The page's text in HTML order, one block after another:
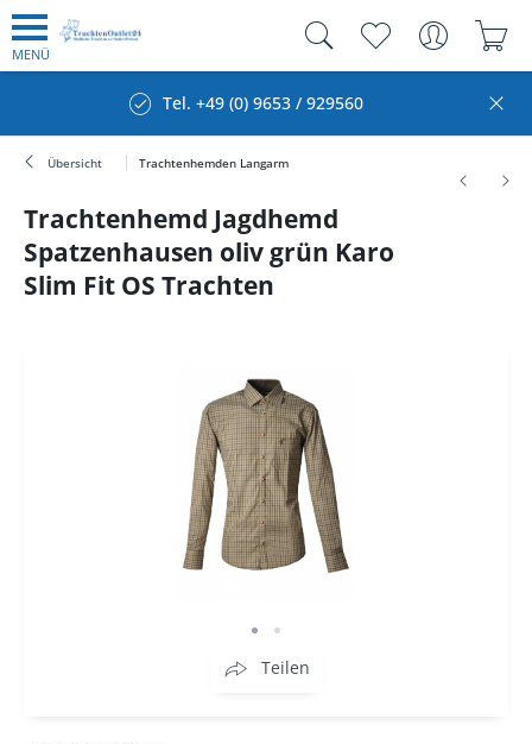
MENÜ
Tel. +49 (0) 9653 / 929560
Übersicht Trachtenhemden Langarm
Trachtenhemd Jagdhemd
Spatzenhausen oliv grün Karo
Slim Fit OS Trachten
Teilen